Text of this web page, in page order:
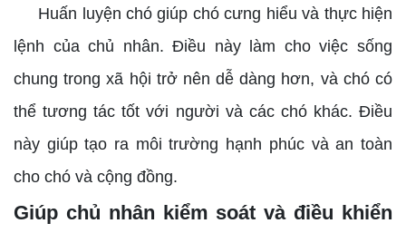
Huấn luyện chó giúp chó cưng hiểu và thực hiện
lệnh của chủ nhân. Điều này làm cho việc sống
chung trong xã hội trở nên dễ dàng hơn, và chó có
thể tương tác tốt với người và các chó khác. Điều
này giúp tạo ra môi trường hạnh phúc và an toàn
cho chó và cộng đồng.
Giúp chủ nhân kiểm soát và điều khiển